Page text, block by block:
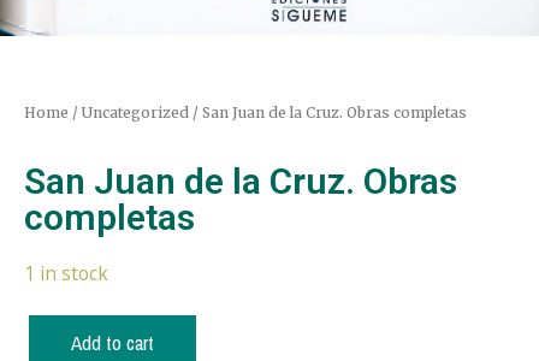
Home / Uncategorized / San Juan de la Cruz. Obras completas
San Juan de la Cruz. Obras
completas
1 in stock
Add to cart